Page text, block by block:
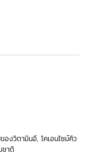
งวิตามินอี, โคเอนไซม์คิว
ชาติ